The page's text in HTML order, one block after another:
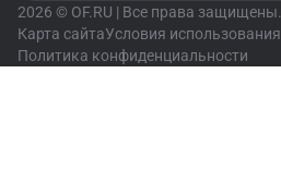
2026 © OF.RU | Все права защищены.
Карта сайтаУсловия использования
Политика конфиденциальности